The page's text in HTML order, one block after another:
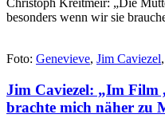
Christoph Kreitmeir: „Die
besonders wenn wir sie
Foto: Genevieve, Jim Caviezel
Jim Caviezel: „Im Film
brachte mich näher zu